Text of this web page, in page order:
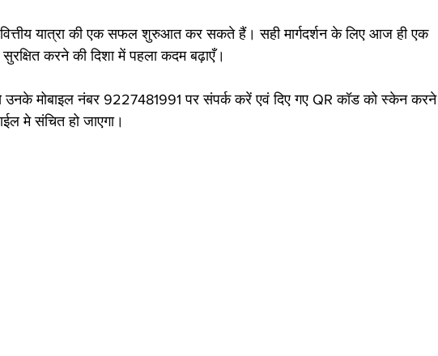
यात्रा की एक सफल शुरुआत कर सकते हैं। सही मार्गदर्शन के लिए आज ही एक
करने की दिशा में पहला कदम बढ़ाएँ।
मोबाइल नंबर 9227481991 पर संपर्क करें एवं दिए गए QR कॉड को स्केन करने
मे संचित हो जाएगा।